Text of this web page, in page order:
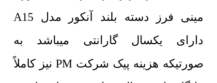
مینی فرز دسته بلند آنکور مدل A15
دارای یکسال گارانتی میباشد به
صورتیکه هزینه پیک شرکت PM نیز کاملاً